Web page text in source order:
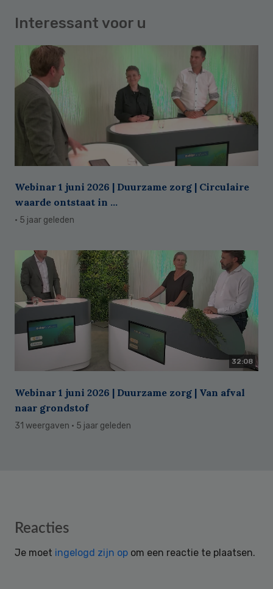
Interessant voor u
Webinar 1 juni 2026 | Duurzame zorg | Circulaire
waarde ontstaat in ...
· 5 jaar geleden
32:08
Webinar 1 juni 2026 | Duurzame zorg | Van afval
naar grondstof
31 weergaven · 5 jaar geleden
Reader
Reacties
Je moet ingelogd zijn op om een reactie te plaatsen.